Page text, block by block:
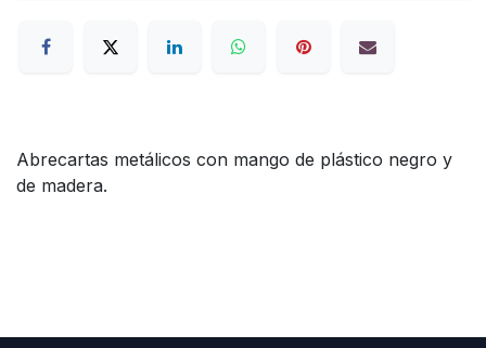
Abrecartas metálicos con mango de plástico negro y
de madera.